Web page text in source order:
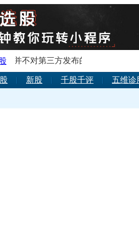
不对第三方发布的金融服务信息的
新股 千股千评 五维诊